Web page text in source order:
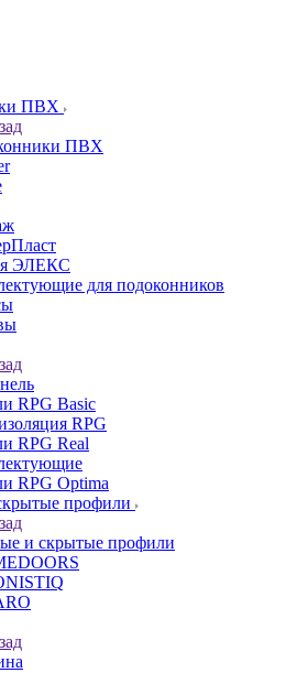
ПВХ
ПВХ
ЭЛЕКС
для подоконников
RPG Basic
RPG
RPG Real
RPG Optima
профили
и скрытые профили